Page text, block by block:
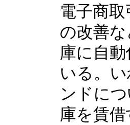
電子商
の改善
庫に自
いる。
ンドに
庫を賃